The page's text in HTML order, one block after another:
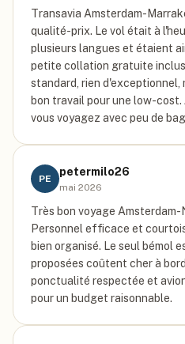
Transavia Amsterdam-
qualité-prix. Le vol était à
plusieurs langues et étaient
petite collation gratuite
standard, rien d'exceptionnel,
bon travail pour une low-cost.
vous voyagez avec peu de
PE
petermilo26
mai 2026
Très bon voyage Amsterdam-
Personnel efficace et
bien organisé. Le seul bémol
proposées coûtent cher à
ponctualité respectée et
pour un budget raisonnable.